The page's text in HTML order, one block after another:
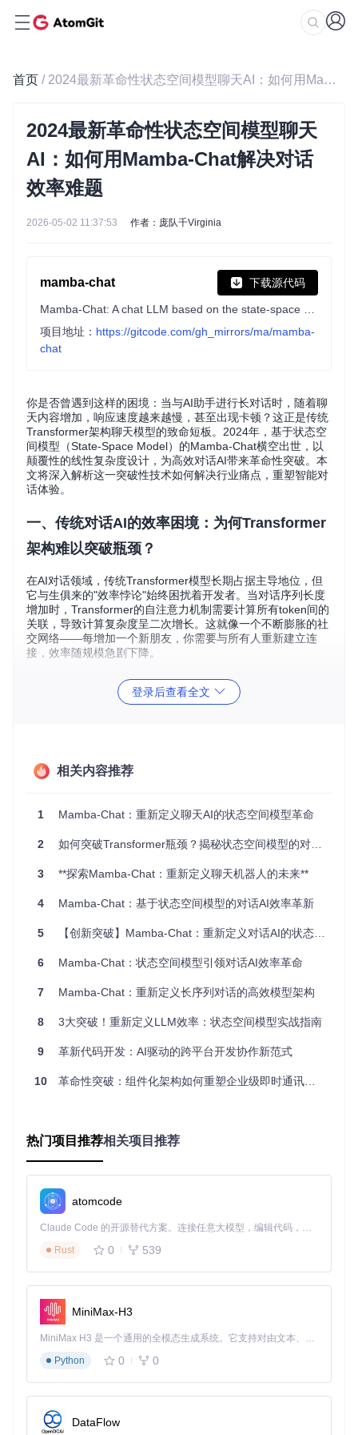
首页 / 2024最新革命性状态空间模型聊天AI：如何用Mamba-Chat解决对话效率难题
2024最新革命性状态空间模型聊天
AI：如何用Mamba-Chat解决对话
效率难题
2026-05-02 11:37:53 作者：庞队千Virginia
mamba-chat 下载源代码
项目地址： https://gitcode.com/gh_mirrors/ma/mamba-
chat
你是否曾遇到这样的困境：当与AI助手进行长对话时，随着聊
天内容增加，响应速度越来越慢，甚至出现卡顿？这正是传统
Transformer架构聊天模型的致命短板。2024年，基于状态空
间模型（State-Space Model）的Mamba-Chat横空出世，以
颠覆性的线性复杂度设计，为高效对话AI带来革命性突破。本
文将深入解析这一突破性技术如何解决行业痛点，重塑智能对
话体验。
一、传统对话AI的效率困境：为何Transformer
架构难以突破瓶颈？
在AI对话领域，传统Transformer模型长期占据主导地位，但
它与生俱来的"效率悖论"始终困扰着开发者。当对话序列长度
增加时，Transformer的自注意力机制需要计算所有token间的
关联，导致计算复杂度呈二次增长。这就像一个不断膨胀的社
交网络——每增加一个新朋友，你需要与所有人重新建立连
接，效率随规模急剧下降。
这种架构缺陷直接导致三个核心问题：首先是
处理1000轮对话所需的计算量是100轮的100倍；其次是
，长对话场景下响应延迟可达秒级；最后是
二、突破性状态空间模型：Mamba-Chat的创新
的状态空间模型（SSM）架构，彻底重构了序列处理方式。如
息管道"——它只关注当前输入与历史状态的关键关联，而非
这种创新设计带来三个革命性突破：
线性时间复杂度：计算量随序列长度呈线性增长，处理10
00轮对话仅需100轮的10倍资源
：通过门控机制动态选择重要信息，像智
能过滤器一样保留关键对话上下文
流畅运行长对话任务
Mamba-Chat基于Mamba-2.8B模型优化而来，在UltraChat数
率飞跃？
Mamba-Chat的核心突破在于其独创的选择性状态空间机制。
想象传统模型是在图书馆中同时翻阅所有书籍寻找答案，而M
架并只提取必要章节。
卷积前处理模块：将输入文本转化为结构化特征，如同为信
息贴上分类标签
状态选择机制
：动态决定哪些历史信息需要保留，像智能管
家一样整理对话记忆
状态空间模型工作原理
登录后查看全文
相关内容推荐
1 Mamba-Chat：重新定义聊天AI的状态空间模型革命
2 如何突破Transformer瓶颈？揭秘状态空间模型的对话革命：轻量化对话模型部署指南
3 **探索Mamba-Chat：重新定义聊天机器人的未来**
4 Mamba-Chat：基于状态空间模型的对话AI效率革新
5 【创新突破】Mamba-Chat：重新定义对话AI的状态空间技术
6 Mamba-Chat：状态空间模型引领对话AI效率革命
7 Mamba-Chat：重新定义长序列对话的高效模型架构
8 3大突破！重新定义LLM效率：状态空间模型实战指南
9 革新代码开发：AI驱动的跨平台开发协作新范式
10 革命性突破：组件化架构如何重塑企业级即时通讯开发范式
热门项目推荐相关项目推荐
atomcode
Claude Code 的开源替代方案。连接任意大模型，编辑代码，运行命令，自动验证 — 全自动执行。用 Rust 构建，极致性能。 ｜ An open-source alternative to Claude Code. Connect any LLM, edit code, run commands, and verify changes — autonomously. Built in Rust for speed. Get Started
Rust
0 539
MiniMax-H3
MiniMax H3 是一个通用的全模态生成系统。它支持对由文本、图像、视频和音频组成的多模态上下文进行统一理解，并能生成分辨率高达 2K、时长可达 15 秒的带原生立体声音频的视频。得益于面向任务泛化的系统设计，H3 在预训练阶段就已具备广泛的多模态上下文理解与生成能力，能够出色地执行复杂的多模态指令。
Python
0 0
DataFlow